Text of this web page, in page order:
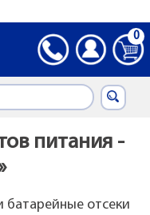
0
питания -
батарейные отсеки